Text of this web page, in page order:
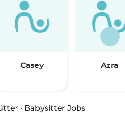
Casey Azra
· Babysitter Jobs